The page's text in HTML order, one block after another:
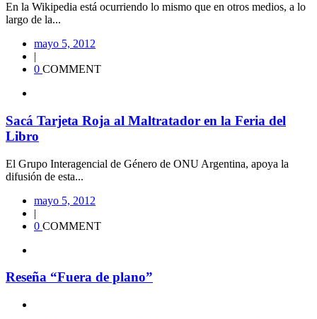
En la Wikipedia está ocurriendo lo mismo que en otros medios, a lo
largo de la...
mayo 5, 2012
|
0 COMMENT
Sacá Tarjeta Roja al Maltratador en la Feria del
Libro
El Grupo Interagencial de Género de ONU Argentina, apoya la
difusión de esta...
mayo 5, 2012
|
0 COMMENT
Reseña “Fuera de plano”